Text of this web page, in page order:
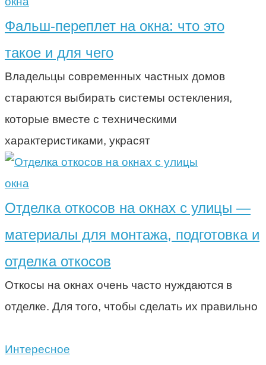
Фальш-переплет на окна: что это
такое и для чего
Владельцы современных частных домов
стараются выбирать системы остекления,
которые вместе с техническими
характеристиками, украсят
окна
Отделка откосов на окнах с улицы —
материалы для монтажа, подготовка и
отделка откосов
Откосы на окнах очень часто нуждаются в
отделке. Для того, чтобы сделать их правильно
Интересное